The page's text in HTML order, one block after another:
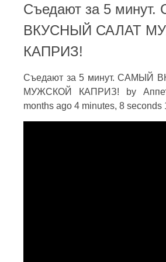
Съедают за 5
ВКУСНЫЙ САЛАТ
КАПРИЗ!
Съедают за 5 минут. САМЫЙ
МУЖСКОЙ КАПРИЗ! by
months ago 4 minutes, 8 seconds